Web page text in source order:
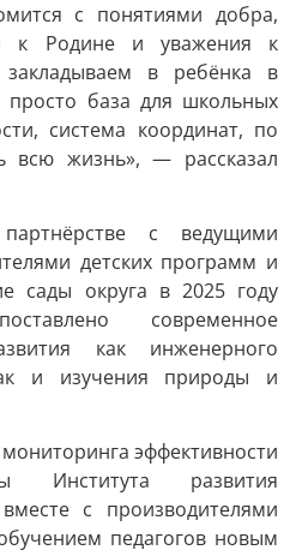
с понятиями добра,
к Родине и уважения к
в ребёнка в
база для школьных
система координат, по
всю жизнь», — рассказал
с ведущими
детских программ и
сады округа в 2025 году
современное
как инженерного
и изучения природы и
эффективности
Института развития
с производителями
педагогов новым